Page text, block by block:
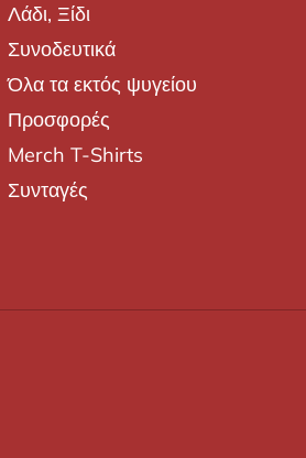
Λάδι, Ξίδι
Συνοδευτικά
Όλα τα εκτός ψυγείου
Προσφορές
Merch T-Shirts
Συνταγές